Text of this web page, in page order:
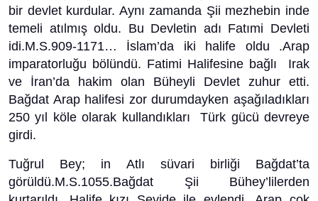
bir devlet kurdular. Aynı zamanda Şii mezhebin inde
temeli atılmış oldu. Bu Devletin adı Fatımi Devleti
idi.M.S.909-1171… İslam’da iki halife oldu .Arap
imparatorluğu bölündü. Fatimi Halifesine bağlı Irak
ve İran’da hakim olan Büheyli Devlet zuhur etti.
Bağdat Arap halifesi zor durumdayken aşağıladıkları
250 yıl köle olarak kullandıkları Türk gücü devreye
girdi.
Tuğrul Bey; in Atlı süvari birliği Bağdat’ta
görüldü.M.S.1055.Bağdat Şii Bühey’lilerden